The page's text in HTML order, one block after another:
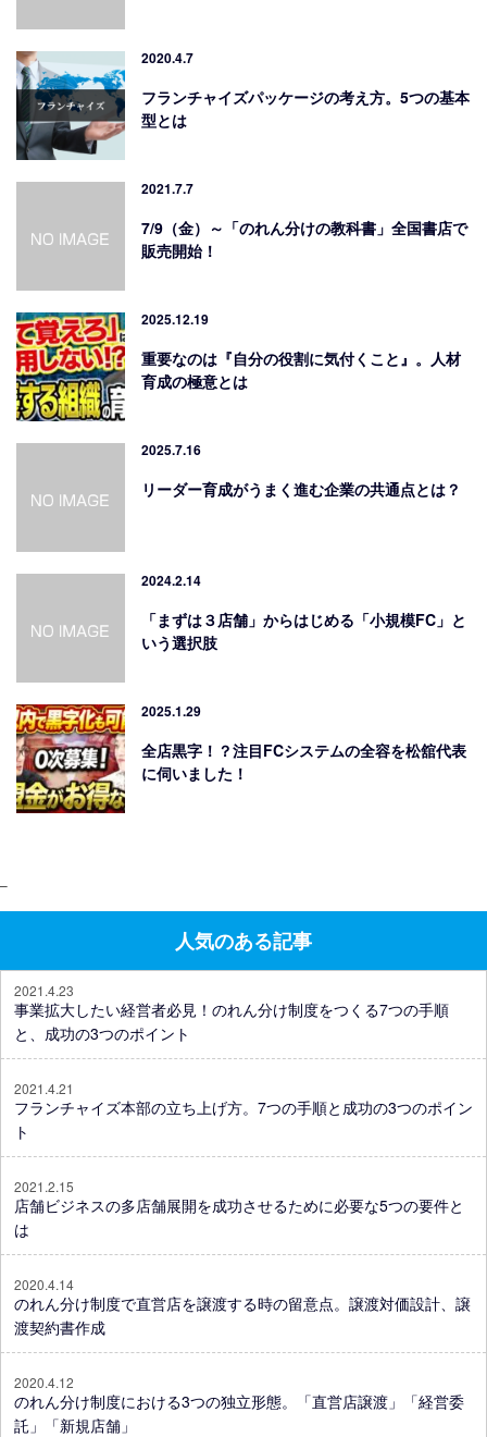
2020.4.7
フランチャイズパッケージの考え方。5つの基本
型とは
2021.7.7
7/9（金）～「のれん分けの教科書」全国書店で
販売開始！
2025.12.19
重要なのは『自分の役割に気付くこと』。人材
育成の極意とは
2025.7.16
リーダー育成がうまく進む企業の共通点とは？
2024.2.14
「まずは３店舗」からはじめる「小規模FC」と
いう選択肢
2025.1.29
全店黒字！？注目FCシステムの全容を松舘代表
に伺いました！
–
人気のある記事
2021.4.23
事業拡大したい経営者必見！のれん分け制度をつくる7つの手順
と、成功の3つのポイント
2021.4.21
フランチャイズ本部の立ち上げ方。7つの手順と成功の3つのポイン
ト
2021.2.15
店舗ビジネスの多店舗展開を成功させるために必要な5つの要件と
は
2020.4.14
のれん分け制度で直営店を譲渡する時の留意点。譲渡対価設計、譲
渡契約書作成
2020.4.12
のれん分け制度における3つの独立形態。「直営店譲渡」「経営委
託」「新規店舗」